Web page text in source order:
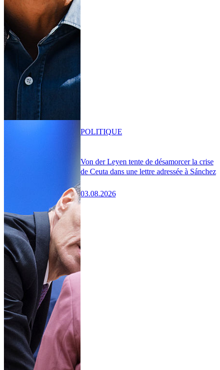
Von der Leyen tente de désamorcer la crise
de Ceuta dans une lettre adressée à Sánchez
03.08.2026
POLITIQUE